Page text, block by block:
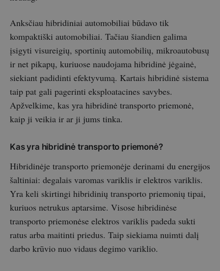
Anksčiau hibridiniai automobiliai būdavo tik
kompaktiški automobiliai. Tačiau šiandien galima
įsigyti visureigių, sportinių automobilių, mikroautobusų
ir net pikapų, kuriuose naudojama hibridinė jėgainė,
siekiant padidinti efektyvumą. Kartais hibridinė sistema
taip pat gali pagerinti eksploatacines savybes.
Apžvelkime, kas yra hibridinė transporto priemonė,
kaip ji veikia ir ar ji jums tinka.
Kas yra hibridinė transporto priemonė?
Hibridinėje transporto priemonėje derinami du energijos
šaltiniai: degalais varomas variklis ir elektros variklis.
Yra keli skirtingi hibridinių transporto priemonių tipai,
kuriuos netrukus aptarsime. Visose hibridinėse
transporto priemonėse elektros variklis padeda sukti
ratus arba maitinti priedus. Taip siekiama nuimti dalį
darbo krūvio nuo vidaus degimo variklio.